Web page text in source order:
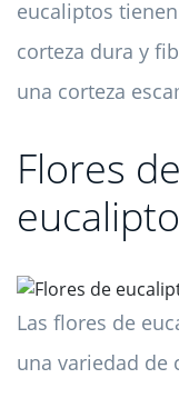
eucaliptos
corteza dura y
una corteza
Flores
eucalipto
Las flores de
una variedad de